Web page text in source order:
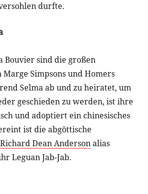
durfte.
Bouvier sind die großen
Marge Simpsons und Homers
Selma ab und zu heiratet, um
geschieden zu werden, ist ihre
und adoptiert ein chinesisches
ist die abgöttische
Richard Dean Andersonalias
Leguan Jab-Jab.